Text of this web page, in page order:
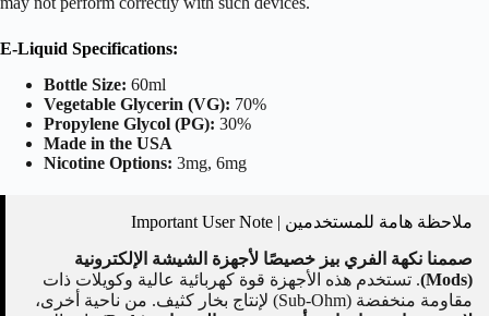
E-Liquid Specifications:
Bottle Size: 60ml
Vegetable Glycerin (VG): 70%
Propylene Glycol (PG): 30%
Made in the USA
Nicotine Options: 3mg, 6mg
ملاحظة هامة للمستخدمين | Important User Note
صممنا نكهة الفري بيز خصيصًا لأجهزة الشيشة الإلكترونية
(Mods)
. تستخدم هذه الأجهزة قوة كهربائية عالية وكويلات ذات
مقاومة منخفضة (Sub-Ohm) لإنتاج بخار كثيف. من ناحية أخرى،